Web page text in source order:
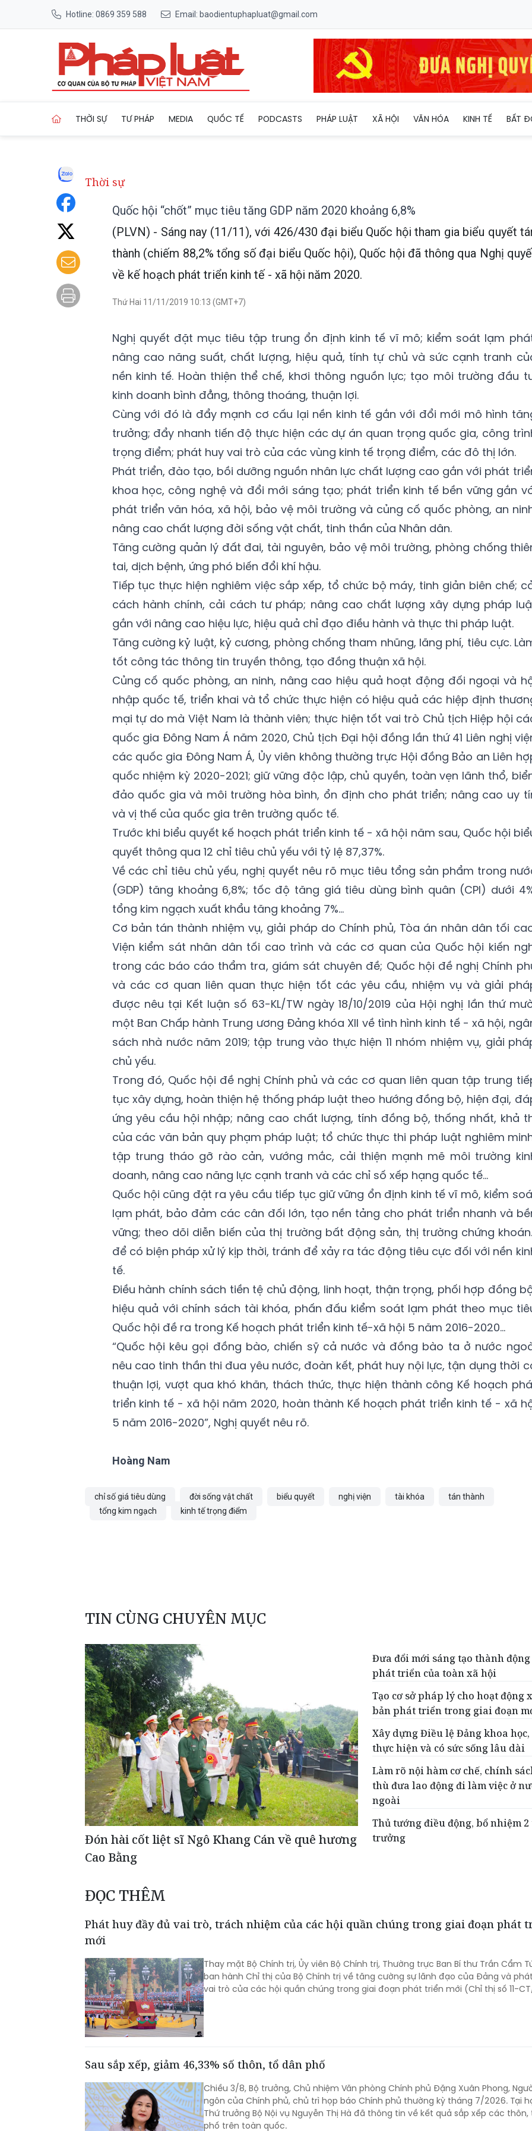
Hotline: 0869 359 588 Email: baodientuphapluat@gmail.com
THỜI SỰ TƯ PHÁP MEDIA QUỐC TẾ PODCASTS PHÁP LUẬT XÃ HỘI VĂN HÓA KINH TẾ BẤT
Thời sự
Quốc hội “chốt” mục tiêu tăng GDP năm 2020 khoảng 6,8%
(PLVN) - Sáng nay (11/11), với 426/430 đại biểu Quốc hội tham gia biểu quyết
thành (chiếm 88,2% tổng số đại biểu Quốc hội), Quốc hội đã thông qua Nghị
về kế hoạch phát triển kinh tế - xã hội năm 2020.
Thứ Hai 11/11/2019 10:13 (GMT+7)
Nghị quyết đặt mục tiêu tập trung ổn định kinh tế vĩ mô; kiểm soát lạm
nâng cao năng suất, chất lượng, hiệu quả, tính tự chủ và sức cạnh tranh
nền kinh tế. Hoàn thiện thể chế, khơi thông nguồn lực; tạo môi trường đầu
kinh doanh bình đẳng, thông thoáng, thuận lợi.
Cùng với đó là đẩy mạnh cơ cấu lại nền kinh tế gắn với đổi mới mô hình
trưởng; đẩy nhanh tiến độ thực hiện các dự án quan trọng quốc gia, công
trọng điểm; phát huy vai trò của các vùng kinh tế trọng điểm, các đô thị lớn.
Phát triển, đào tạo, bồi dưỡng nguồn nhân lực chất lượng cao gắn với phát
khoa học, công nghệ và đổi mới sáng tạo; phát triển kinh tế bền vững gắn
phát triển văn hóa, xã hội, bảo vệ môi trường và củng cố quốc phòng, an
nâng cao chất lượng đời sống vật chất, tinh thần của Nhân dân.
Tăng cường quản lý đất đai, tài nguyên, bảo vệ môi trường, phòng chống
tai, dịch bệnh, ứng phó biến đổi khí hậu.
Tiếp tục thực hiện nghiêm việc sắp xếp, tổ chức bộ máy, tinh giản biên chế;
cách hành chính, cải cách tư pháp; nâng cao chất lượng xây dựng pháp
gắn với nâng cao hiệu lực, hiệu quả chỉ đạo điều hành và thực thi pháp luật.
Tăng cường kỷ luật, kỷ cương, phòng chống tham nhũng, lãng phí, tiêu cực.
tốt công tác thông tin truyền thông, tạo đồng thuận xã hội.
Củng cố quốc phòng, an ninh, nâng cao hiệu quả hoạt động đối ngoại và
nhập quốc tế, triển khai và tổ chức thực hiện có hiệu quả các hiệp định
mại tự do mà Việt Nam là thành viên; thực hiện tốt vai trò Chủ tịch Hiệp hội
quốc gia Đông Nam Á năm 2020, Chủ tịch Đại hội đồng lần thứ 41 Liên nghị
các quốc gia Đông Nam Á, Ủy viên không thường trực Hội đồng Bảo an Liên
quốc nhiệm kỳ 2020-2021; giữ vững độc lập, chủ quyền, toàn vẹn lãnh thổ,
đảo quốc gia và môi trường hòa bình, ổn định cho phát triển; nâng cao uy
và vị thế của quốc gia trên trường quốc tế.
Trước khi biểu quyết kế hoạch phát triển kinh tế - xã hội năm sau, Quốc hội
quyết thông qua 12 chỉ tiêu chủ yếu với tỷ lệ 87,37%.
Về các chỉ tiêu chủ yếu, nghị quyết nêu rõ mục tiêu tổng sản phẩm trong
(GDP) tăng khoảng 6,8%; tốc độ tăng giá tiêu dùng bình quân (CPI) dưới
tổng kim ngạch xuất khẩu tăng khoảng 7%...
Cơ bản tán thành nhiệm vụ, giải pháp do Chính phủ, Tòa án nhân dân tối
Viện kiểm sát nhân dân tối cao trình và các cơ quan của Quốc hội kiến
trong các báo cáo thẩm tra, giám sát chuyên đề; Quốc hội đề nghị Chính
và các cơ quan liên quan thực hiện tốt các yêu cầu, nhiệm vụ và giải
được nêu tại Kết luận số 63-KL/TW ngày 18/10/2019 của Hội nghị lần thứ
một Ban Chấp hành Trung ương Đảng khóa XII về tình hình kinh tế - xã hội,
sách nhà nước năm 2019; tập trung vào thực hiện 11 nhóm nhiệm vụ, giải
chủ yếu.
Trong đó, Quốc hội đề nghị Chính phủ và các cơ quan liên quan tập trung
tục xây dựng, hoàn thiện hệ thống pháp luật theo hướng đồng bộ, hiện đại,
ứng yêu cầu hội nhập; nâng cao chất lượng, tính đồng bộ, thống nhất, khả
của các văn bản quy phạm pháp luật; tổ chức thực thi pháp luật nghiêm
tập trung tháo gỡ rào cản, vướng mắc, cải thiện mạnh mẽ môi trường
doanh, nâng cao năng lực cạnh tranh và các chỉ số xếp hạng quốc tế...
Quốc hội cũng đặt ra yêu cầu tiếp tục giữ vững ổn định kinh tế vĩ mô, kiểm
lạm phát, bảo đảm các cân đối lớn, tạo nền tảng cho phát triển nhanh và
vững; theo dõi diễn biến của thị trường bất động sản, thị trường chứng
để có biện pháp xử lý kịp thời, tránh để xảy ra tác động tiêu cực đối với nền
tế.
Điều hành chính sách tiền tệ chủ động, linh hoạt, thận trọng, phối hợp đồng
hiệu quả với chính sách tài khóa, phấn đấu kiểm soát lạm phát theo mục
Quốc hội đề ra trong Kế hoạch phát triển kinh tế-xã hội 5 năm 2016-2020…
“Quốc hội kêu gọi đồng bào, chiến sỹ cả nước và đồng bào ta ở nước
nêu cao tinh thần thi đua yêu nước, đoàn kết, phát huy nội lực, tận dụng thời
thuận lợi, vượt qua khó khăn, thách thức, thực hiện thành công Kế hoạch
triển kinh tế - xã hội năm 2020, hoàn thành Kế hoạch phát triển kinh tế - xã
5 năm 2016-2020”, Nghị quyết nêu rõ.
Hoàng Nam
chỉ số giá tiêu dùng đời sống vật chất biểu quyết nghị viện tài khóa
tán thành
tổng kim ngạch
kinh tế trọng điểm
TIN CÙNG CHUYÊN MỤC
Đón hài cốt liệt sĩ Ngô Khang Cán về quê hương
Cao Bằng
Đưa đổi mới sáng tạo thành
phát triển của toàn xã hội
Tạo cơ sở pháp lý cho hoạt động
bản phát triển trong giai đoạn
Xây dựng Điều lệ Đảng khoa học,
thực hiện và có sức sống lâu dài
Làm rõ nội hàm cơ chế, chính
thù đưa lao động đi làm việc ở
ngoài
Thủ tướng điều động, bổ nhiệm
trưởng
ĐỌC THÊM
Phát huy đầy đủ vai trò, trách nhiệm của các hội quần chúng trong giai đoạn phát
mới
Thay mặt Bộ Chính trị, Ủy viên Bộ Chính trị, Thường trực Ban Bí thư Trần Cẩm
ban hành Chỉ thị của Bộ Chính trị về tăng cường sự lãnh đạo của Đảng và
vai trò của các hội quần chúng trong giai đoạn phát triển mới (Chỉ thị số 11-
Sau sắp xếp, giảm 46,33% số thôn, tổ dân phố
Chiều 3/8, Bộ trưởng, Chủ nhiệm Văn phòng Chính phủ Đặng Xuân Phong,
ngôn của Chính phủ, chủ trì họp báo Chính phủ thường kỳ tháng 7/2026. Tại
Thứ trưởng Bộ Nội vụ Nguyễn Thị Hà đã thông tin về kết quả sắp xếp các thôn,
phố trên toàn quốc.